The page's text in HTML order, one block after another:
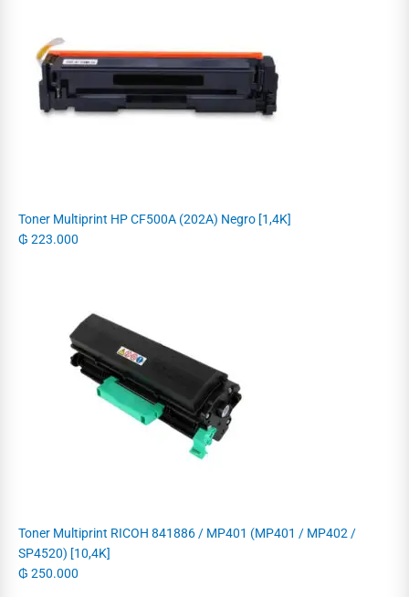
Toner Multiprint HP CF500A (202A) Negro [1,4K]
₲ 223.000
Toner Multiprint RICOH 841886 / MP401 (MP401 / MP402 /
SP4520) [10,4K]
₲ 250.000